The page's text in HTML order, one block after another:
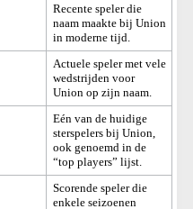
Recente speler die
naam maakte bij Union
in moderne tijd.
Actuele speler met vele
wedstrijden voor
Union op zijn naam.
Eén van de huidige
sterspelers bij Union,
ook genoemd in de
“top players” lijst.
Scorende speler die
enkele seizoenen